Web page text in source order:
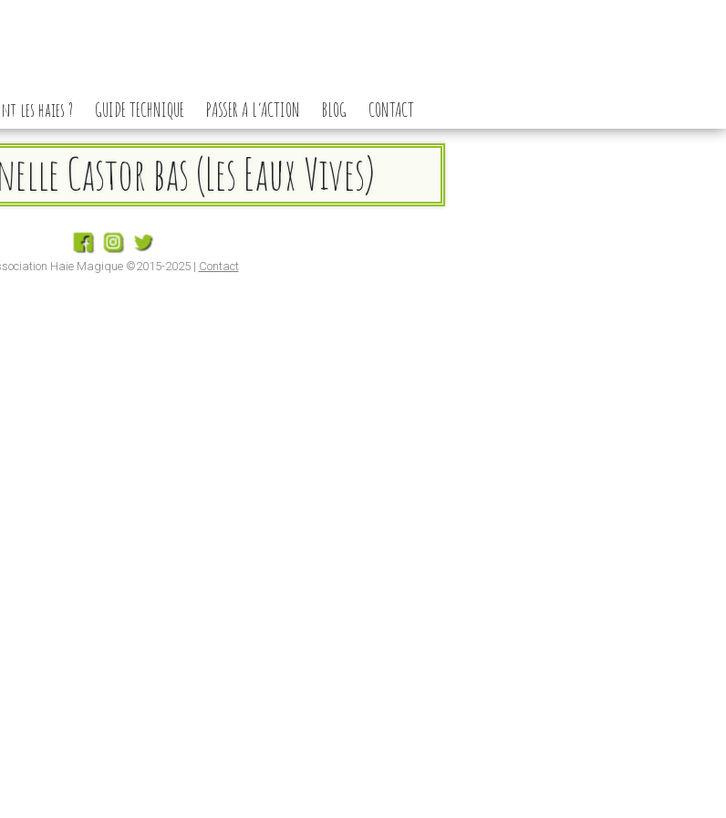
les haies ? GUIDE TECHNIQUE PASSER A L’ACTION BLOG CONTACT
Castor bas (Les Eaux Vives)
Haie Magique ©2015-2025 | Contact